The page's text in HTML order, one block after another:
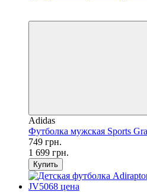
Adidas
Футболка мужская Sports
749 грн.
1 699 грн.
Купить